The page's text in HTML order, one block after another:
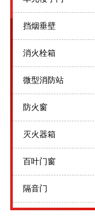
挡烟垂壁
消火栓箱
微型消防站
防火窗
灭火器箱
百叶门窗
隔音门